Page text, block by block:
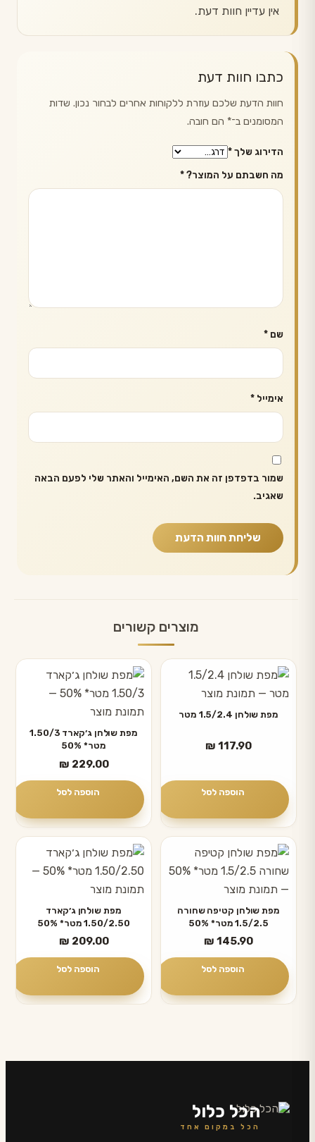
אין עדיין חוות דעת.
כתבו חוות דעת
חוות הדעת שלכם עוזרת ללקוחות אחרים לבחור נכון. שדות
המסומנים ב־* הם חובה.
הדירוג שלך*
מה חשבתם על המוצר?*
שם *
אימייל *
שמור בדפדפן זה את השם, האימייל והאתר שלי לפעם הבאה
שאגיב.
מוצרים קשורים
מפת שולחן 1.5/2.4 מטר
₪ 117.90
הוספה לסל
מפת שולחן ג׳קארד 1.50/3
מטר* 50%
₪ 229.00
הוספה לסל
מפת שולחן קטיפה שחורה
1.5/2.5 מטר* 50%
₪ 145.90
הוספה לסל
מפת שולחן ג׳קארד
1.50/2.50 מטר* 50%
₪ 209.00
הוספה לסל
הכל כלול
הכל במקום אחד